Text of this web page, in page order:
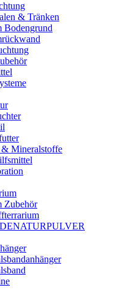
& Tränken
Bodengrund
Mineralstoffe
Zubehör